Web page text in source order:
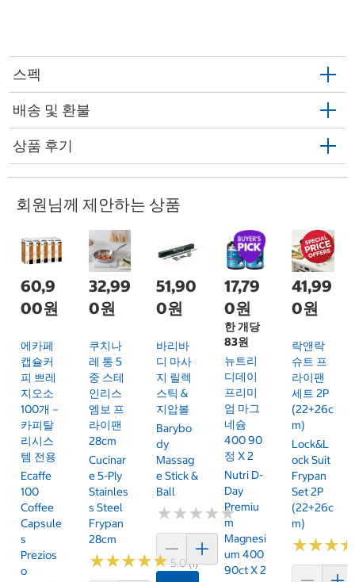
스펙
배송 및 환불
상품 후기
회원님께 제안하는 상품
60,9
00원
에카페
캡슐커
피 쁘레
지오소
100개－
카피탈
리시스
템 전용
Ecaffe
100
Coffee
Capsule
S
Prezios
O
32,99
0원
쿠치나
레 통 5
중 스테
인리스
엠보 프
라이팬
28cm
Cucinar
E 5-Ply
Stainles
S Steel
Frypan
28cm
★★★★★
★★★★★5.0 (1)
51,90
0원
바리바
디 마사
지 릴렉
스틱 &
지압볼
Barybo
Dy
Massag
E Stick &
Ball
★★★★★
★★★★★
17,79
0원
한 개당
83원
뉴트리
디데이
프리미
엄 마그
네슘
400 90
정 X 2
Nutri D-
Day
Premiu
M
Magnesi
Um 400
90ct X 2
41,99
0원
락앤락
슈트 프
라이팬
세트 2P
(22+26c
M)
Lock&L
Ock Suit
Frypan
Set 2P
(22+26c
M)
★★★
★★★